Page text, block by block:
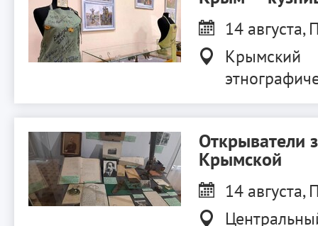
14 августа,
Крымский
Открыватели
Крымской
14 августа,